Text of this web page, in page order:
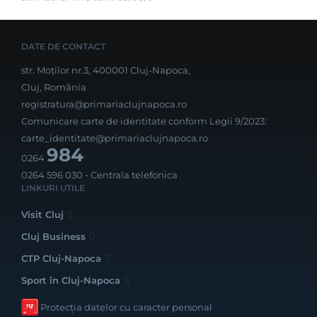
DATE DE CONTACT
str. Moților nr.3, 400001 Cluj-Napoca,
Cluj, România
registratura@primariaclujnapoca.ro
Comunicare carte de identitate conform Legii 9/2023:
carte_identitate@primariaclujnapoca.ro
0264984
0264 596 030 - Centrala telefonica
LINKURI UTILE
Visit Cluj
Cluj Business
CTP Cluj-Napoca
Sport în Cluj-Napoca
Protecția datelor cu caracter personal